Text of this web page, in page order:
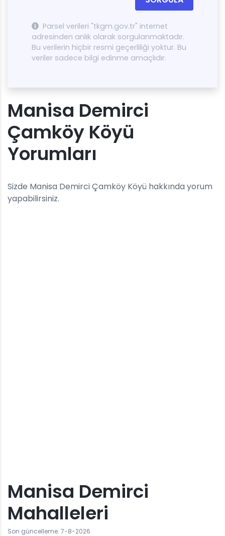
Parsel verileri "tkgm.gov.tr" internet
adresinden anlık olarak sorgulanmaktadır.
Bu verilerin hiçbir resmi geçerliliği yoktur. Bu
veriler sadece bilgi edinme amaçlıdır.
Manisa Demirci
Çamköy Köyü
Yorumları
Sizde Manisa Demirci Çamköy Köyü hakkında yorum
yapabilirsiniz.
Manisa Demirci
Mahalleleri
Son güncelleme: 7-8-2026